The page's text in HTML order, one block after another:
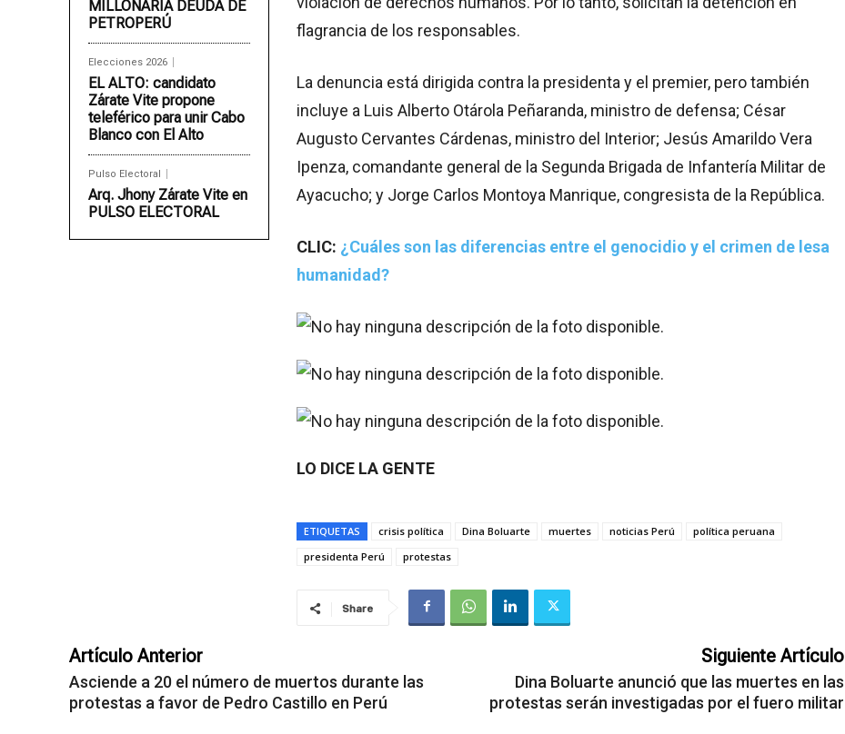
MILLONARIA DEUDA DE
PETROPERÚ
Elecciones 2026
EL ALTO: candidato
Zárate Vite propone
teleférico para unir Cabo
Blanco con El Alto
Pulso Electoral
Arq. Jhony Zárate Vite en
PULSO ELECTORAL
flagrancia de los responsables.
La denuncia está dirigida contra la presidenta y el premier, pero también
incluye a Luis Alberto Otárola Peñaranda, ministro de defensa; César
Augusto Cervantes Cárdenas, ministro del Interior; Jesús Amarildo Vera
Ipenza, comandante general de la Segunda Brigada de Infantería Militar de
Ayacucho; y Jorge Carlos Montoya Manrique, congresista de la República.
CLIC: ¿Cuáles son las diferencias entre el genocidio y el crimen de lesa
humanidad?
LO DICE LA GENTE
ETIQUETAS crisis política Dina Boluarte muertes noticias Perú
política peruana
presidenta Perú
protestas
Share
Artículo Anterior
Asciende a 20 el número de muertos durante las
protestas a favor de Pedro Castillo en Perú
Siguiente Artículo
Dina Boluarte anunció que las muertes en las
protestas serán investigadas por el fuero militar